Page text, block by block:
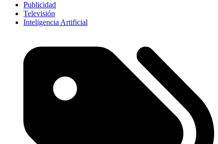
Publicidad
Televisión
Inteligencia Artificial